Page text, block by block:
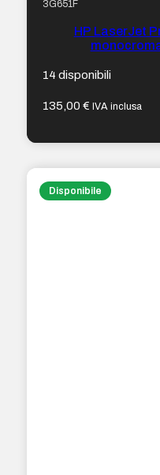
3G651F
HP LaserJet
14 disponibili
135,00€ IVA inclusa
Disponibile